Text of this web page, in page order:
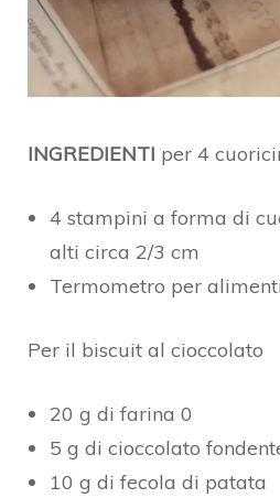
INGREDIENTI per 4
4 stampini a forma di
alti circa 2/3 cm
Termometro per alimenti
Per il biscuit al cioccolato
20 g di farina 0
5 g di cioccolato
10 g di fecola di patata